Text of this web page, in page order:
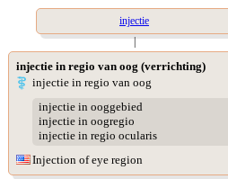
injectie
|
injectie in regio van oog (verrichting)
injectie in regio van oog
injectie in ooggebied
injectie in oogregio
injectie in regio ocularis
Injection of eye region